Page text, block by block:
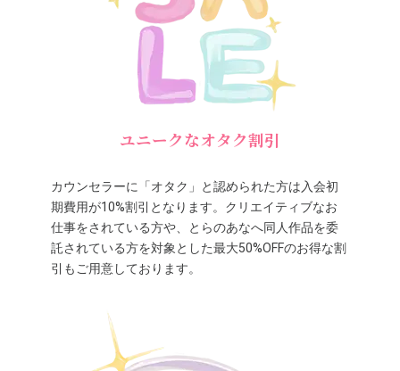
ユニークなオタク割引
カウンセラーに「オタク」と認められた方は入会初
期費用が10%割引となります。クリエイティブなお
仕事をされている方や、とらのあなへ同人作品を委
託されている方を対象とした最大50%OFFのお得な割
引もご用意しております。